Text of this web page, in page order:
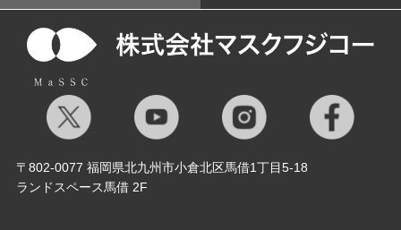
〒802-0077 福岡県北九州市小倉北区馬借1丁目5-18
ランドスペース馬借 2F